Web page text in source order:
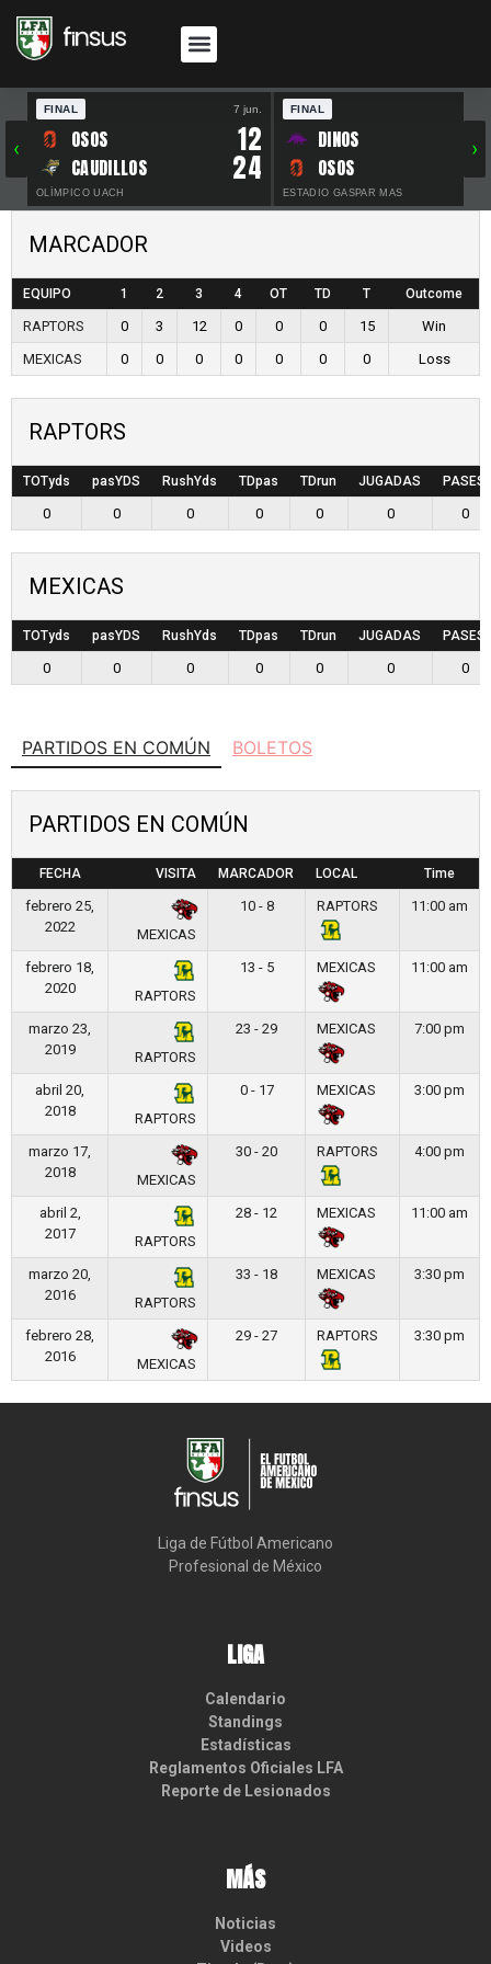
‹
FINAL 7 jun.
OSOS 12
CAUDILLOS 24
OLÍMPICO UACH
FINAL
DINOS
OSOS
ESTADIO GASPAR MAS
›
MARCADOR
EQUIPO 1 2 3 4 OT TD T Outcome
RAPTORS 0 3 12 0 0 0 15
Win
MEXICAS
0 0 0 0 0 0 0 Loss
RAPTORS
TOTyds pasYDS RushYds TDpas TDrun JUGADAS PASES
0 0 0 0 0 0 0
MEXICAS
TOTyds pasYDS RushYds TDpas TDrun JUGADAS PASES
0 0 0 0 0 0 0
PARTIDOS EN COMÚN BOLETOS
PARTIDOS EN COMÚN
FECHA VISITA MARCADOR LOCAL Time
febrero 25,
2022
MEXICAS
10 - 8 RAPTORS 11:00 am
febrero 18,
2020
RAPTORS
13 - 5 MEXICAS 11:00 am
marzo 23,
2019
RAPTORS
23 - 29 MEXICAS 7:00 pm
abril 20,
2018
RAPTORS
0 - 17 MEXICAS 3:00 pm
marzo 17,
2018
MEXICAS
30 - 20 RAPTORS 4:00 pm
abril 2,
2017
RAPTORS
28 - 12 MEXICAS 11:00 am
marzo 20,
2016
RAPTORS
33 - 18 MEXICAS 3:30 pm
febrero 28,
2016
MEXICAS
29 - 27 RAPTORS 3:30 pm
Liga de Fútbol Americano
Profesional de México
LIGA
Calendario
Standings
Estadísticas
Reglamentos Oficiales LFA
Reporte de Lesionados
MÁS
Noticias
Videos